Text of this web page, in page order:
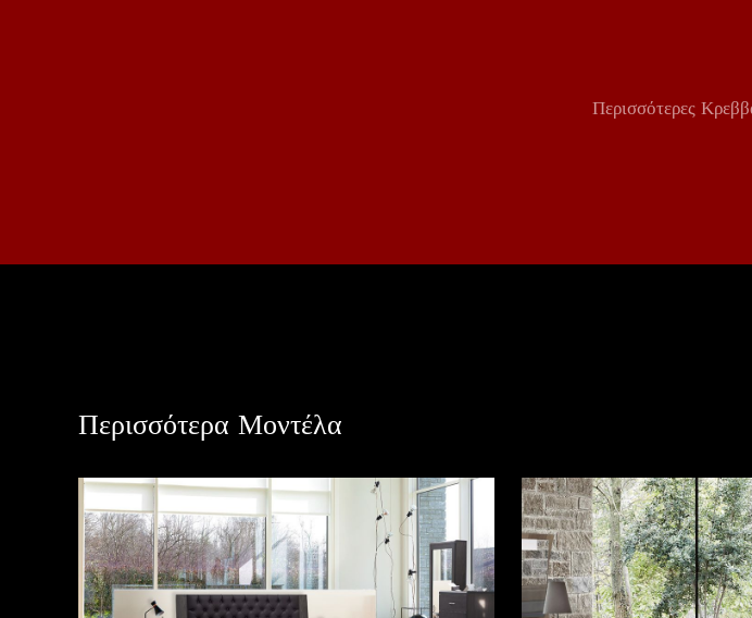
Περισσότερες
Περισσότερα Μοντέλα